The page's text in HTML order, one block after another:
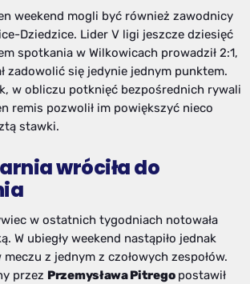
weekend mogli być również zawodnicy
Dziedzice. Lider V ligi jeszcze dziesięć
spotkania w Wilkowicach prowadził 2:1,
zadowolić się jedynie jednym punktem.
w obliczu potknięć bezpośrednich rywali
remis pozwolił im powiększyć nieco
stawki.
wróciła do
w ostatnich tygodniach notowała
W ubiegły weekend nastąpiło jednak
meczu z jednym z czołowych zespołów.
przez Przemysława Pitregopostawił